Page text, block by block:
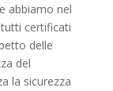
abbiamo nel
certificati
delle
del
la sicurezza